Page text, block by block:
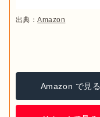
出典：Amazon
Amazon で見る